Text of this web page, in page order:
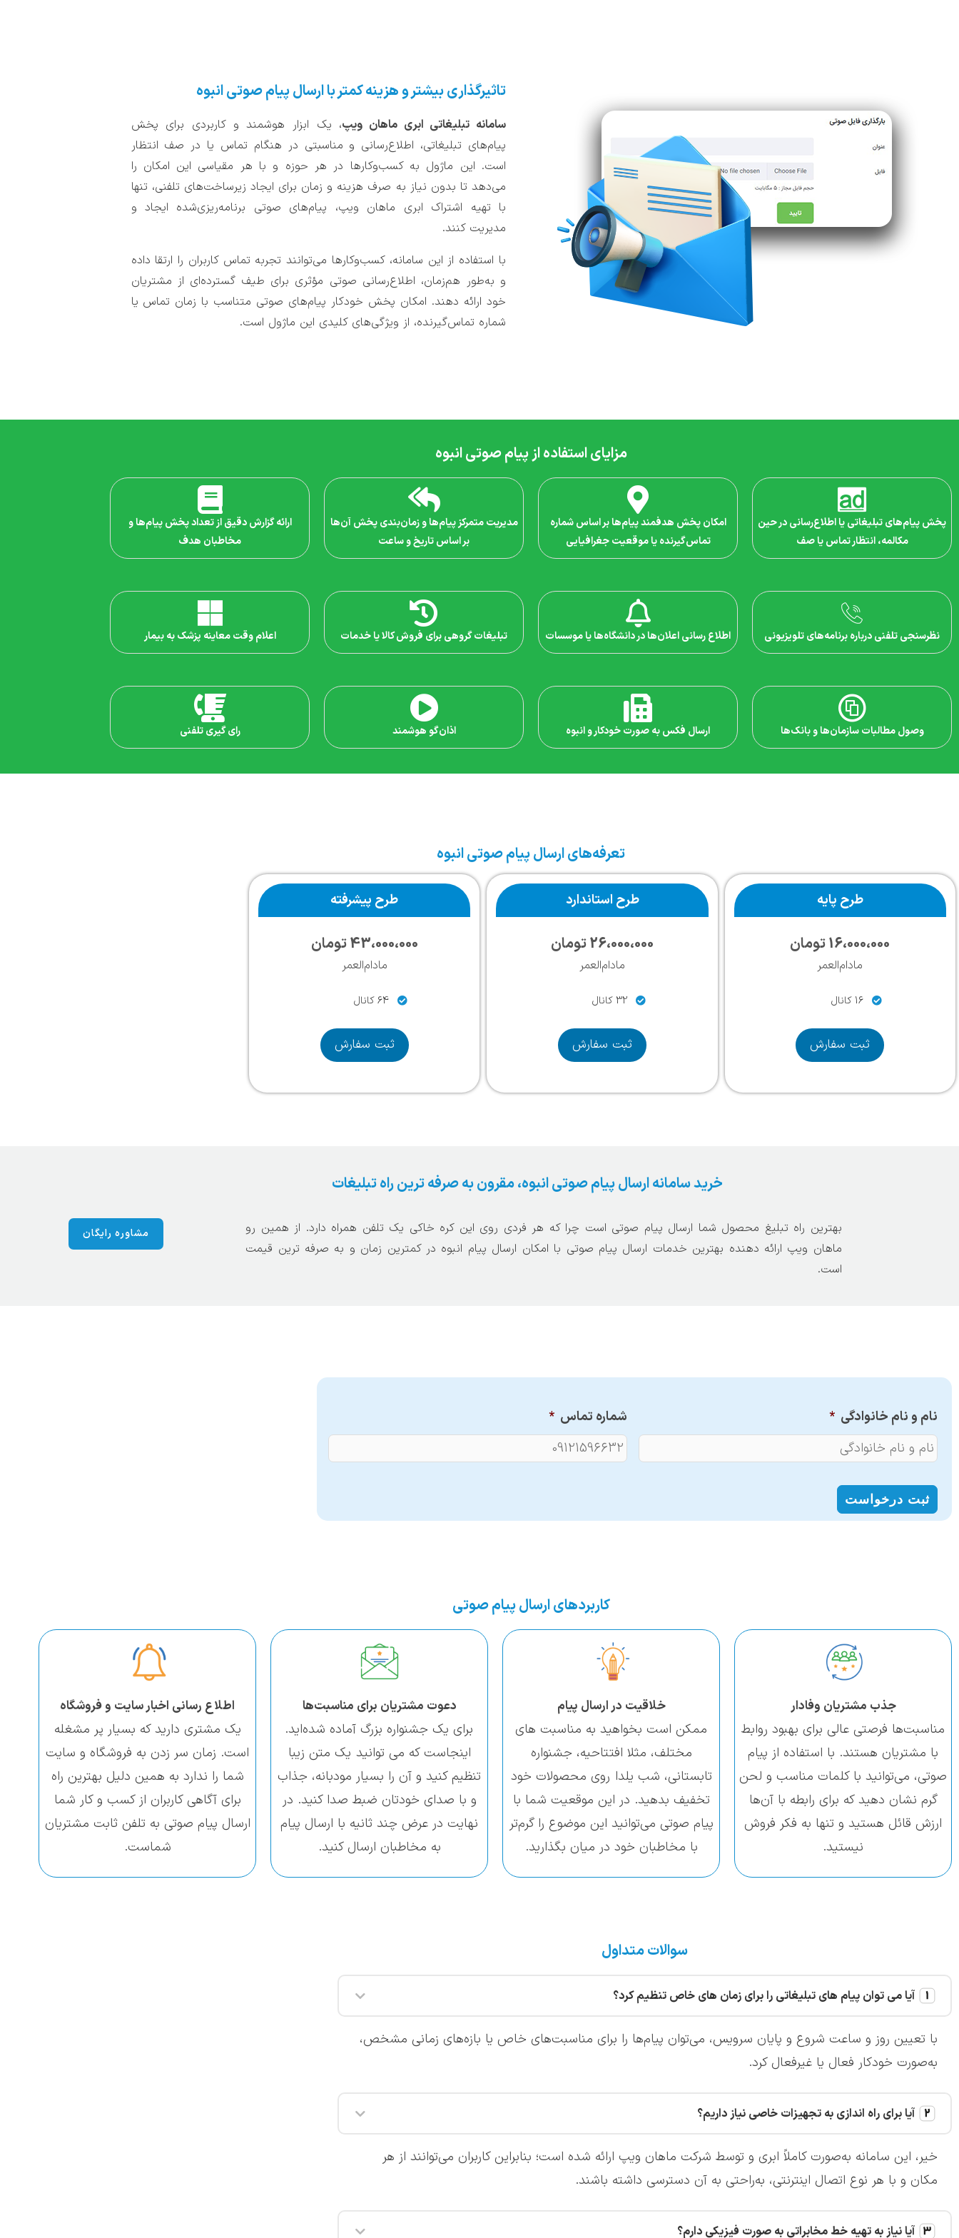
تاثیرگذاری بیشتر و هزینه کمتر با ارسال پیام صوتی انبوه
سامانه تبلیغاتی ابری ماهان ویپ، یک ابزار هوشمند و کاربردی برای پخش
پیام‌های تبلیغاتی، اطلاع‌رسانی و مناسبتی در هنگام تماس یا در صف انتظار
است. این ماژول به کسب‌وکارها در هر حوزه و با هر مقیاسی این امکان را
می‌دهد تا بدون نیاز به صرف هزینه و زمان برای ایجاد زیرساخت‌های تلفنی، تنها
با تهیه اشتراک ابری ماهان ویپ، پیام‌های صوتی برنامه‌ریزی‌شده ایجاد و
مدیریت کنند.
با استفاده از این سامانه، کسب‌وکارها می‌توانند تجربه تماس کاربران را ارتقا داده
و به‌طور هم‌زمان، اطلاع‌رسانی صوتی مؤثری برای طیف گسترده‌ای از مشتریان
خود ارائه دهند. امکان پخش خودکار پیام‌های صوتی متناسب با زمان تماس یا
شماره تماس‌گیرنده، از ویژگی‌های کلیدی این ماژول است.
مزایای استفاده از پیام صوتی انبوه
پخش پیام‌های تبلیغاتی یا اطلاع‌رسانی در حین
مکالمه، انتظار تماس یا صف
امکان پخش هدفمند پیام‌ها بر اساس شماره
تماس‌گیرنده یا موقعیت جغرافیایی
مدیریت متمرکز پیام‌ها و زمان‌بندی پخش آن‌ها
بر اساس تاریخ و ساعت
ارائه گزارش دقیق از تعداد پخش پیام‌ها و
مخاطبان هدف
نظرسنجی تلفنی درباره برنامه‌های تلویزیونی اطلاع رسانی اعلان‌ها در دانشگاه‌ها یا موسسات تبلیغات گروهی برای فروش کالا یا خدمات اعلام وقت معاینه پزشک به بیمار
وصول مطالبات سازمان‌ها و بانک‌ها ارسال فکس به صورت خودکار و انبوه اذان‌گو هوشمند رای گیری تلفنی
تعرفه‌های ارسال پیام صوتی انبوه
طرح پایه
16،000،000 تومان
مادام‌العمر
16 کانال
ثبت سفارش
طرح استاندارد
26،000،000 تومان
مادام‌العمر
32 کانال
ثبت سفارش
طرح پیشرفته
43،000،000 تومان
مادام‌العمر
64 کانال
ثبت سفارش
خرید سامانه ارسال پیام صوتی انبوه، مقرون به صرفه ترین راه تبلیغات
بهترین راه تبلیغ محصول شما ارسال پیام صوتی است چرا که هر فردی روی این کره خاکی یک تلفن همراه دارد. از همین رو
ماهان ویپ ارائه دهنده بهترین خدمات ارسال پیام صوتی با امکان ارسال پیام انبوه در کمترین زمان و به صرفه ترین قیمت
است.
مشاوره رایگان
نام و نام خانوادگی * شماره تماس *
کاربرد‌های ارسال پیام صوتی
جذب مشتریان وفادار
مناسبت‌ها فرصتی عالی برای بهبود روابط
با مشتریان هستند. با استفاده از پیام
صوتی، می‌توانید با کلمات مناسب و لحن
گرم نشان دهید که برای رابطه با آن‌ها
ارزش قائل هستید و تنها به فکر فروش
نیستید.
خلاقیت در ارسال پیام
ممکن است بخواهید به مناسبت های
مختلف، مثلا افتتاحیه، جشنواره
تابستانی، شب یلدا روی محصولات خود
تخفیف بدهید. در این موقعیت شما با
پیام صوتی می‌توانید این موضوع را گرم‌تر
با مخاطبان خود در میان بگذارید.
دعوت مشتریان برای مناسبت‌ها
برای یک جشنواره بزرگ آماده شده‌اید.
اینجاست که می توانید یک متن زیبا
تنظیم کنید و آن را بسیار مودبانه، جذاب
و با صدای خودتان ضبط صدا کنید. در
نهایت در عرض چند ثانیه با ارسال پیام
به مخاطبان ارسال کنید.
اطلاع رسانی اخبار سایت و فروشگاه
یک مشتری دارید که بسیار پر مشغله
است. زمان سر زدن به فروشگاه و سایت
شما را ندارد به همین دلیل بهترین راه
برای آگاهی کاربران از کسب و کار شما
ارسال پیام صوتی به تلفن ثابت مشتریان
شماست.
سوالات متداول
آیا می توان پیام های تبلیغاتی را برای زمان های خاص تنظیم کرد؟
با تعیین روز و ساعت شروع و پایان سرویس، می‌توان پیام‌ها را برای مناسبت‌های خاص یا بازه‌های زمانی مشخص،
به‌صورت خودکار فعال یا غیرفعال کرد.
آیا برای راه اندازی به تجهیزات خاصی نیاز داریم؟
خیر، این سامانه به‌صورت کاملاً ابری و توسط شرکت ماهان ویپ ارائه شده است؛ بنابراین کاربران می‌توانند از هر
مکان و با هر نوع اتصال اینترنتی، به‌راحتی به آن دسترسی داشته باشند.
آیا نیاز به تهیه خط مخابراتی به صورت فیزیکی دارم؟